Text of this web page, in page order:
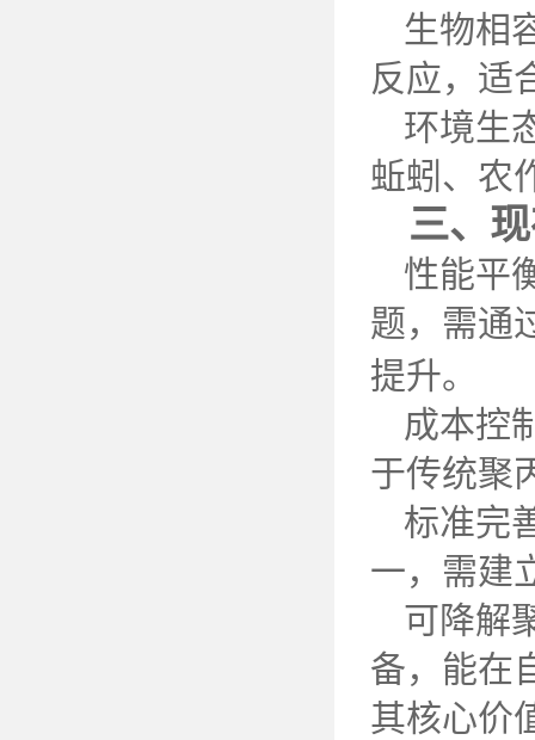
生物相
反应，适
环境生
蚯蚓、农
三、
性能平
题，需通
提升。
成本控
于传统聚
标准完
一，需建
可降解
备，能在
其核心价